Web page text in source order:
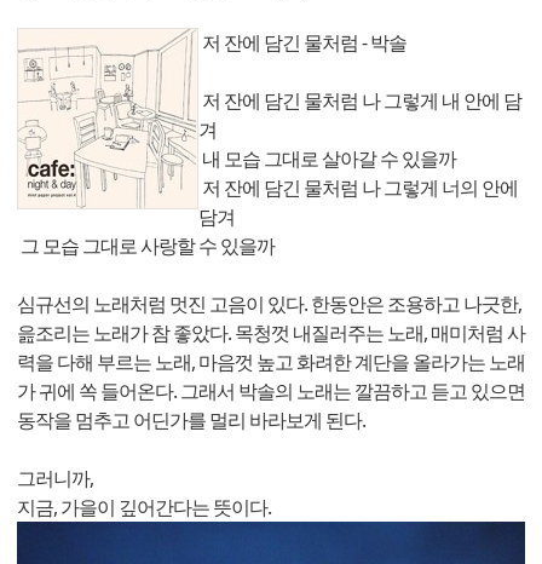
저 잔에 담긴 물처럼 - 박솔
저 잔에 담긴 물처럼 나 그렇게 내 안에 담
겨
내 모습 그대로 살아갈 수 있을까
저 잔에 담긴 물처럼 나 그렇게 너의 안에
담겨
그 모습 그대로 사랑할 수 있을까
심규선의 노래처럼 멋진 고음이 있다. 한동안은 조용하고 나긋한,
읊조리는 노래가 참 좋았다. 목청껏 내질러주는 노래, 매미처럼 사
력을 다해 부르는 노래, 마음껏 높고 화려한 계단을 올라가는 노래
가 귀에 쏙 들어온다. 그래서 박솔의 노래는 깔끔하고 듣고 있으면
동작을 멈추고 어딘가를 멀리 바라보게 된다.
그러니까,
지금, 가을이 깊어간다는 뜻이다.